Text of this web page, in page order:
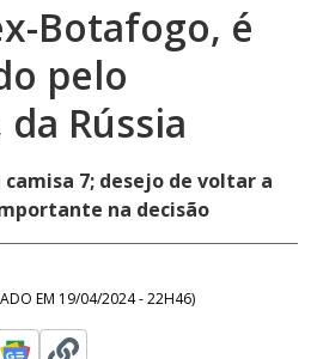
Botafogo, é
pelo
Rússia
7; desejo de voltar a
na decisão
EM 19/04/2024 - 22H46)